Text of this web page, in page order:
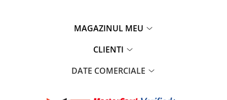
MAGAZINUL MEU
CLIENTI
DATE COMERCIALE